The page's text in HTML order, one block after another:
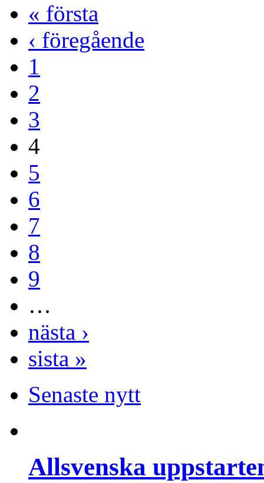
« första
‹ föregående
1
2
3
4
5
6
7
8
9
…
nästa ›
sista »
Senaste nytt
Allsvenska